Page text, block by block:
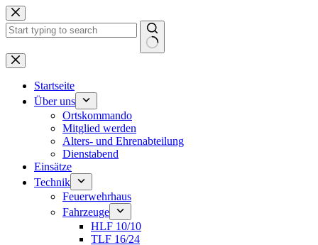
Zum
Inhalt
springen
Keine
Ergebnisse
Startseite
Über uns
Ortskommando
Mitglied werden
Alters- und Ehrenabteilung
Dienstabend
Einsätze
Technik
Feuerwehrhaus
Fahrzeuge
HLF 10/10
TLF 16/24